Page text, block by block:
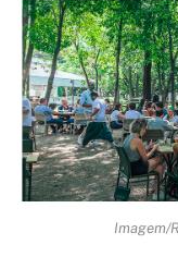
Imagem/